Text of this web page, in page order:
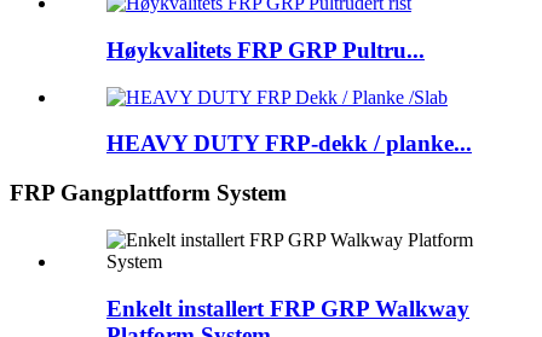
Høykvalitets FRP GRP Pultru...
HEAVY DUTY FRP-dekk / planke...
FRP Gangplattform System
Enkelt installert FRP GRP Walkway